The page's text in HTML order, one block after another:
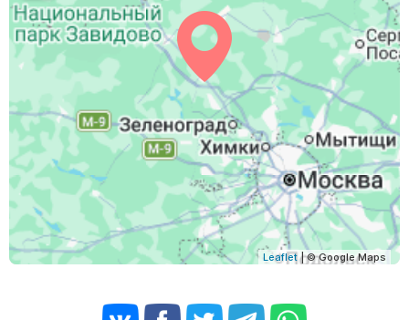
Leaflet| © Google Maps